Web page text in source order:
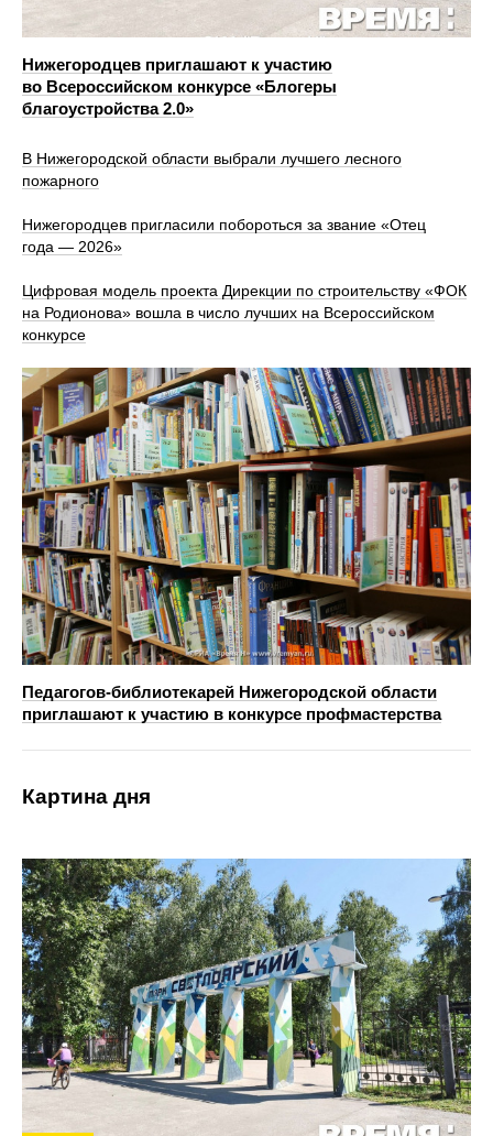
Нижегородцев приглашают к участию
во Всероссийском конкурсе «Блогеры
благоустройства 2.0»
В Нижегородской области выбрали лучшего лесного
пожарного
Нижегородцев пригласили побороться за звание «Отец
года — 2026»
Цифровая модель проекта Дирекции по строительству «ФОК
на Родионова» вошла в число лучших на Всероссийском
конкурсе
Педагогов-библиотекарей Нижегородской области
приглашают к участию в конкурсе профмастерства
Картина дня